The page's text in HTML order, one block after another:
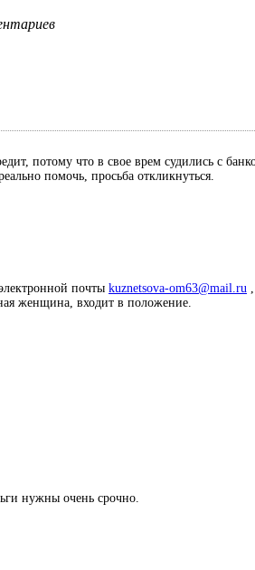
потому что в свое врем судились с
помочь, просьба откликнуться.
почты kuznetsova-om63@mail.ru
женщина, входит в положение.
нужны очень срочно.